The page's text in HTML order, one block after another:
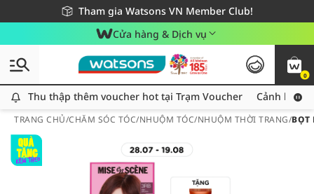
Tham gia Watsons VN Member Club!
Miễn phí giao hàng cho đơn hàng từ 249,000Đ
Giao hàng nhanh 24h - Áp dụng khu vực TP. Hồ Chí Minh
Cửa hàng & Dịch vụ
0
Thu thập thêm voucher hot tại Trạm Voucher
Thu thập thêm voucher hot tại Trạm Voucher Cảnh báo
TRANG CHỦ/CHĂM SÓC TÓC/NHUỘM TÓC/NHUỘM THỜI TRANG/BỌT